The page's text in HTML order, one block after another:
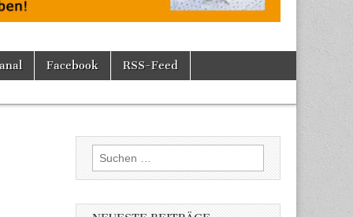
Facebook RSS-Feed
Suchen
nach: